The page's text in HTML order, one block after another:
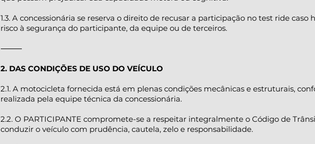
1.3. A concessionária se reserva o direito de recusar a participação no test ride
risco à segurança do participante, da equipe ou de terceiros.
⸻
2. DAS CONDIÇÕES DE USO DO VEÍCULO
2.1. A motocicleta fornecida está em plenas condições mecânicas e estruturais,
realizada pela equipe técnica da concessionária.
2.2. O PARTICIPANTE compromete-se a respeitar integralmente o Código de
conduzir o veículo com prudência, cautela, zelo e responsabilidade.